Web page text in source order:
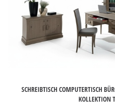
SCHREIBTISCH COMPUTERTISCH
KOLLEKTION